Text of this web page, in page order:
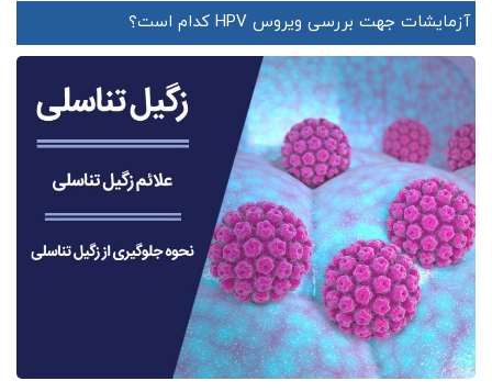
آزمایشات جهت بررسی ویروس HPV کدام است؟